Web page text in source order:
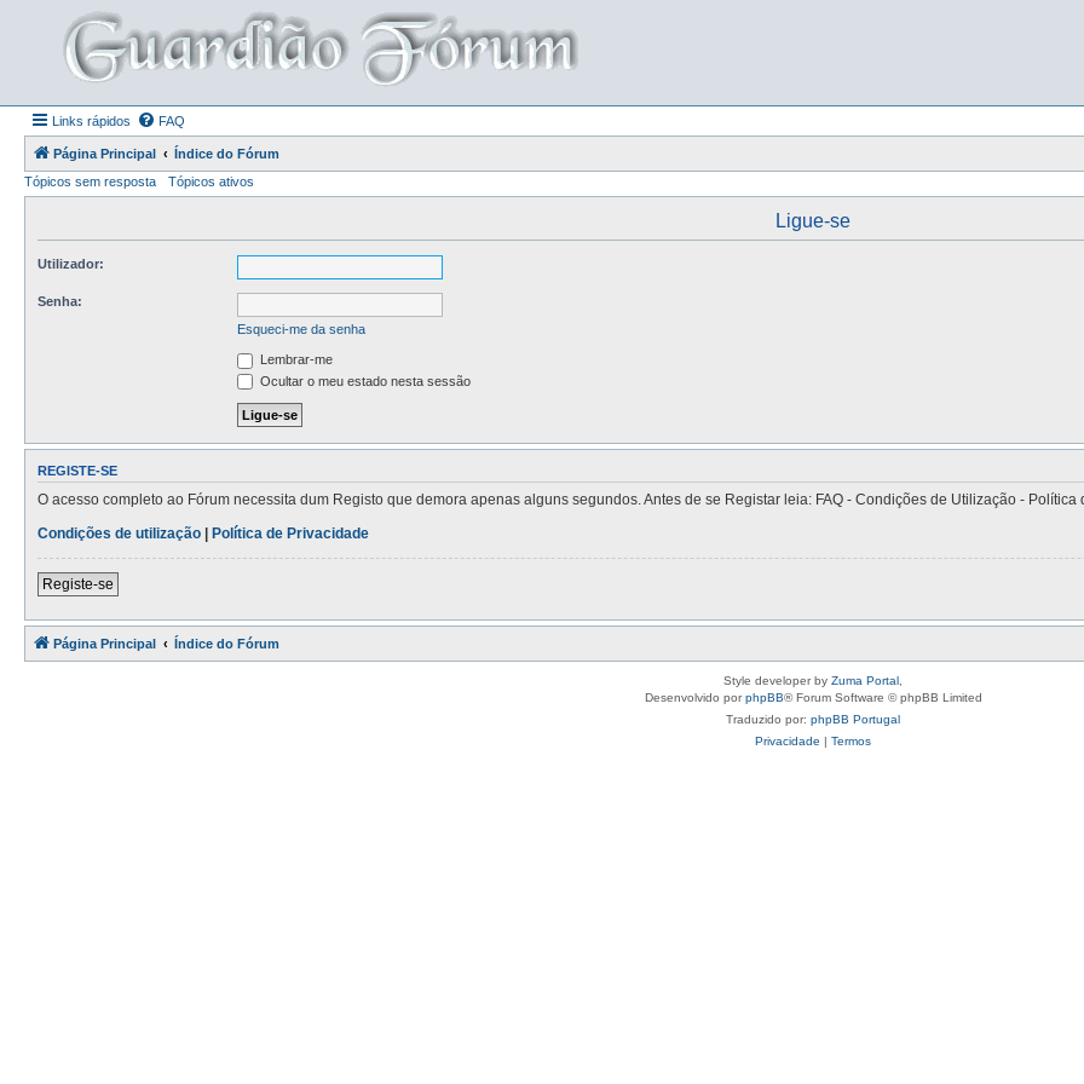
Links rápidos FAQ
Página Principal
Índice do Fórum
Tópicos sem resposta
Tópicos ativos
Ligue-se
Utilizador:
Senha:
Esqueci-me da senha
Lembrar-me
Ocultar o meu estado nesta sessão
REGISTE-SE
O acesso completo ao Fórum necessita dum Registo que demora apenas alguns segundos. Antes de se Registar leia: FAQ - Condições de Utilização -
Condições de utilização | Política de Privacidade
Registe-se
Página Principal Índice do Fórum
Style developer by Zuma Portal
Desenvolvido porphpBB® Forum Software © phpBB Limited
Traduzido por: phpBB Portugal
Privacidade | Termos